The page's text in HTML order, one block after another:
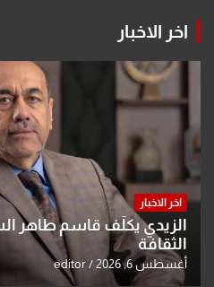
اخر الاخبار
اخر الاخبار
الزيدي يكلّف قاسم طاهر
الثقافة
أغسطس 6, 2026 editor